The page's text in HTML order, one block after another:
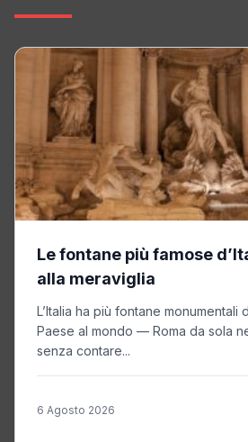
Le fontane più famose
alla meraviglia
L’Italia ha più fontane monumentali
Paese al mondo — Roma da sola
senza contare...
6 Agosto 2026